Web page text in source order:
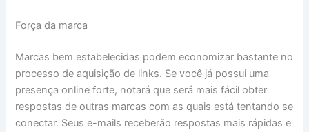
Força da marca
Marcas bem estabelecidas podem economizar bastante no
processo de aquisição de links. Se você já possui uma
presença online forte, notará que será mais fácil obter
respostas de outras marcas com as quais está tentando se
conectar. Seus e-mails receberão respostas mais rápidas e